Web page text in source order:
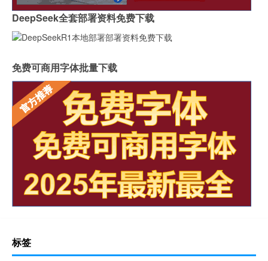
DeepSeek全套部署资料免费下载
免费可商用字体批量下载
标签